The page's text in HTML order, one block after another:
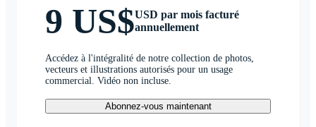
9 US$USD par mois facturé
annuellement
Accédez à l'intégralité de notre collection de photos,
vecteurs et illustrations autorisés pour un usage
commercial. Vidéo non incluse.
Abonnez-vous maintenant